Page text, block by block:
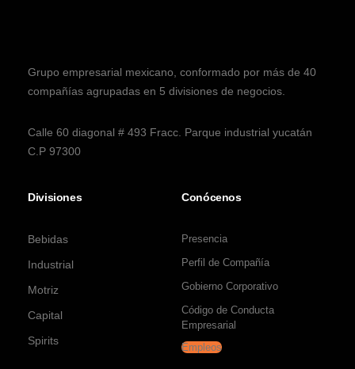
Grupo empresarial mexicano, conformado por más de 40
compañías agrupadas en 5 divisiones de negocios.
Calle 60 diagonal # 493 Fracc. Parque industrial yucatán
C.P 97300
Divisiones
Bebidas
Industrial
Motriz
Capital
Spirits
Conócenos
Presencia
Perfil de Compañía
Gobierno Corporativo
Código de Conducta
Empresarial
Empleos